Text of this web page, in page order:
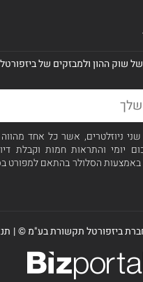
שוק ההון ולמבזקים של ביזפורטל
ניוזלטרים, אשר כל אחד
יומי והתראות חמות וקבלת
הסלולר בהתאם למפורט
ביזפורטל תקשורת בע"מ ©|